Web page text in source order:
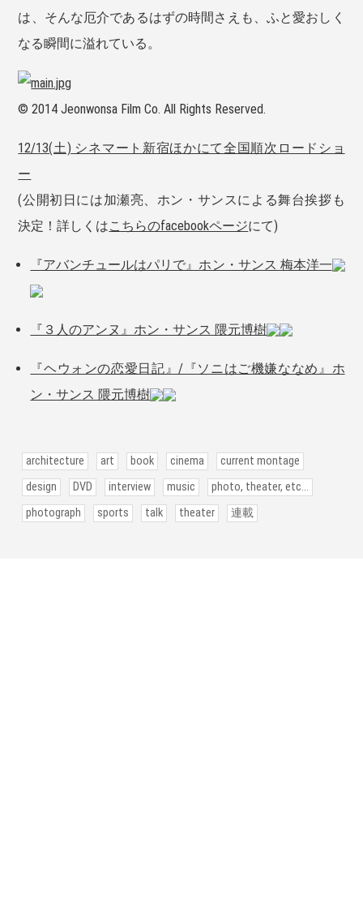
は、そんな厄介であるはずの時間さえも、ふと愛おしく
なる瞬間に溢れている。
© 2014 Jeonwonsa Film Co. All Rights Reserved.
12/13(土) シネマート新宿ほかにて全国順次ロードショ
ー
(公開初日には加瀬亮、ホン・サンスによる舞台挨拶も
決定！詳しくはこちらのfacebookページにて)
『アバンチュールはパリで』ホン・サンス 梅本洋一
『３人のアンヌ』ホン・サンス 隈元博樹
『ヘウォンの恋愛日記』/『ソニはご機嫌ななめ』ホ
ン・サンス 隈元博樹
architecture art book cinema
current montage
design
DVD interview music
photo, theater, etc...
photograph
sports talk theater 連載